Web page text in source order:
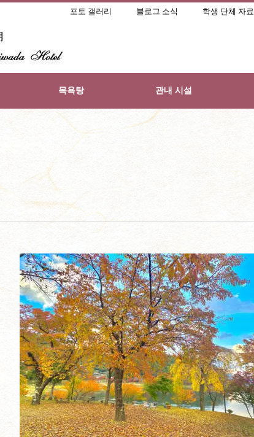
포토 갤러리 블로그 소식 학생 단체 자료
목욕탕 관내 시설